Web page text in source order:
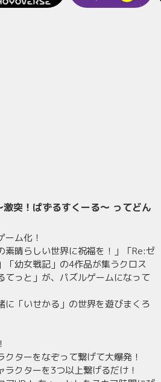
突！ぱずるすくーる～ ってどん
ーム化！
素晴らしい世界に祝福を！」「Re:ゼ
「幼女戦記」の4作品が集うクロス
てっと」が、パズルゲームになって
に「いせかる」の世界を遊びまくろ
ターをなぞって繋げて大爆発！
ラクターを3つ以上繋げるだけ！